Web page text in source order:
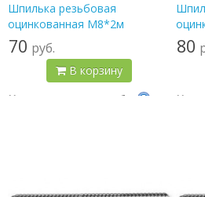
Шпилька резьбовая
оцинкованная М8*2м
70 руб.
В корзину
Цена по карте:
67 руб.
80
Цена